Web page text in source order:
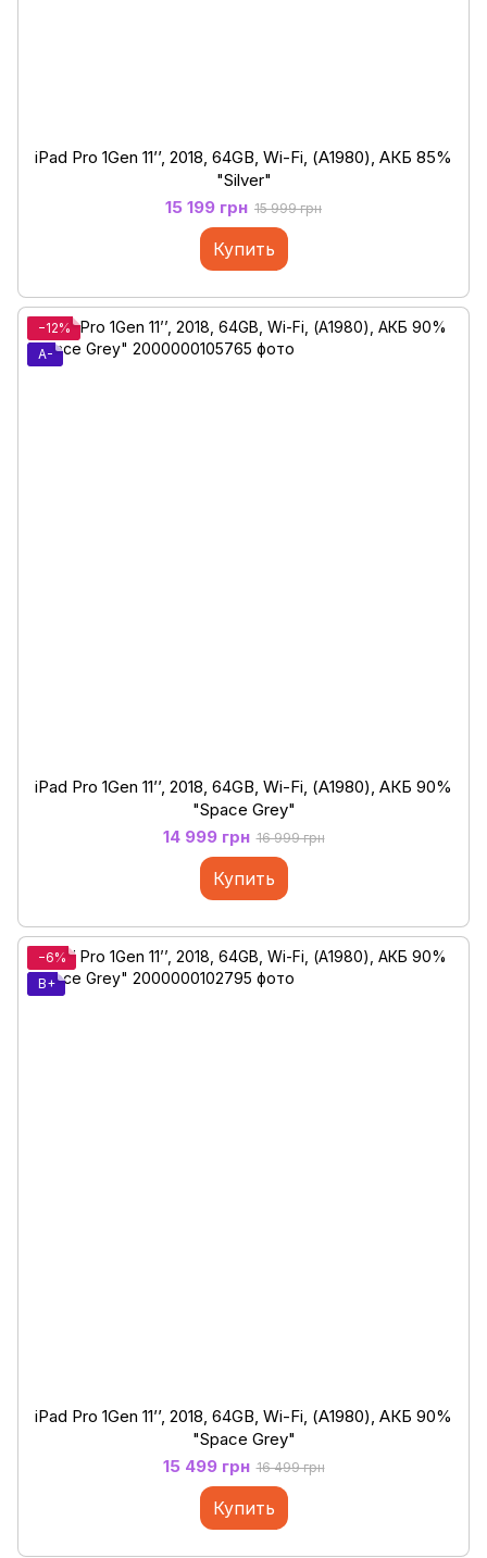
iPad Pro 1Gen 11’’, 2018, 64GB, Wi-Fi, (А1980), АКБ 85%
"Silver"
15 199 грн 15 999 грн
Купить
−12%
A-
iPad Pro 1Gen 11’’, 2018, 64GB, Wi-Fi, (А1980), АКБ 90%
"Space Grey"
14 999 грн 16 999 грн
Купить
−6%
B+
iPad Pro 1Gen 11’’, 2018, 64GB, Wi-Fi, (А1980), АКБ 90%
"Space Grey"
15 499 грн 16 499 грн
Купить